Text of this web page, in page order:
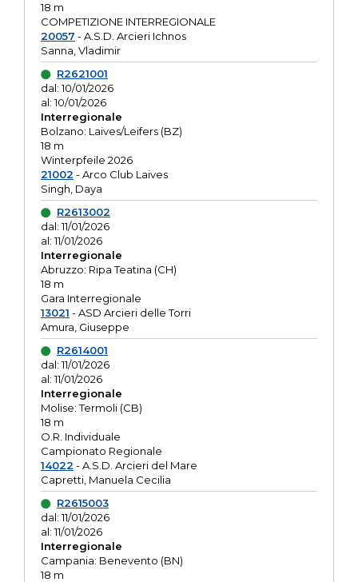
18 m
COMPETIZIONE INTERREGIONALE
20057 - A.S.D. Arcieri Ichnos
Sanna, Vladimir
R2621001
dal: 10/01/2026
al: 10/01/2026
Interregionale
Bolzano: Laives/Leifers (BZ)
18 m
Winterpfeile 2026
21002 - Arco Club Laives
Singh, Daya
R2613002
dal: 11/01/2026
al: 11/01/2026
Interregionale
Abruzzo: Ripa Teatina (CH)
18 m
Gara Interregionale
13021 - ASD Arcieri delle Torri
Amura, Giuseppe
R2614001
dal: 11/01/2026
al: 11/01/2026
Interregionale
Molise: Termoli (CB)
18 m
O.R. Individuale
Campionato Regionale
14022 - A.S.D. Arcieri del Mare
Capretti, Manuela Cecilia
R2615003
dal: 11/01/2026
al: 11/01/2026
Interregionale
Campania: Benevento (BN)
18 m